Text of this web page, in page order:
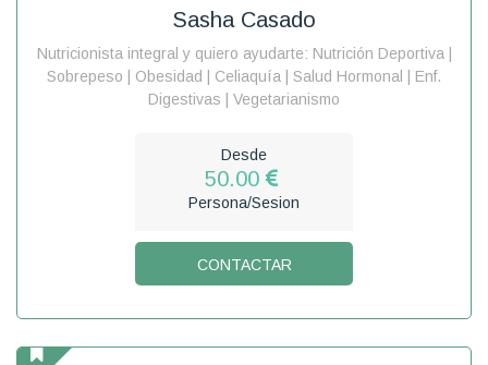
Sasha Casado
Nutricionista integral y quiero ayudarte: Nutrición Deportiva |
Sobrepeso | Obesidad | Celiaquía | Salud Hormonal | Enf.
Digestivas | Vegetarianismo
Desde
50.00
Persona/Sesion
CONTACTAR